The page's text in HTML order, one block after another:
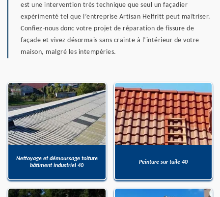
est une intervention très technique que seul un façadier
expérimenté tel que l’entreprise Artisan Helfritt peut maîtriser.
Confiez-nous donc votre projet de réparation de fissure de
façade et vivez désormais sans crainte à l’intérieur de votre
maison, malgré les intempéries.
Nettoyage et démoussage toiture
bâtiment industriel 40
Peinture sur tuile 40